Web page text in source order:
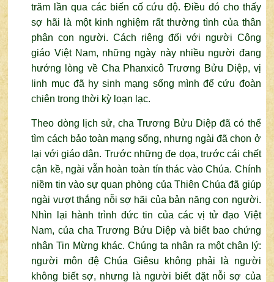
trăm lần qua các biến cố cứu độ. Điều đó cho thấy
sợ hãi là một kinh nghiệm rất thường tình của thân
phận con người. Cách riêng đối với người Công
giáo Việt Nam, những ngày này nhiều người đang
hướng lòng về Cha Phanxicô Trương Bửu Diệp, vị
linh mục đã hy sinh mạng sống mình để cứu đoàn
chiên trong thời kỳ loạn lạc.
Theo dòng lịch sử, cha Trương Bửu Diệp đã có thể
tìm cách bảo toàn mạng sống, nhưng ngài đã chọn ở
lại với giáo dân. Trước những đe dọa, trước cái chết
cận kề, ngài vẫn hoàn toàn tín thác vào Chúa. Chính
niềm tin vào sự quan phòng của Thiên Chúa đã giúp
ngài vượt thắng nỗi sợ hãi của bản năng con người.
Nhìn lại hành trình đức tin của các vị tử đạo Việt
Nam, của cha Trương Bửu Diệp và biết bao chứng
nhân Tin Mừng khác. Chúng ta nhận ra một chân lý:
người môn đệ Chúa Giêsu không phải là người
không biết sợ, nhưng là người biết đặt nỗi sợ của